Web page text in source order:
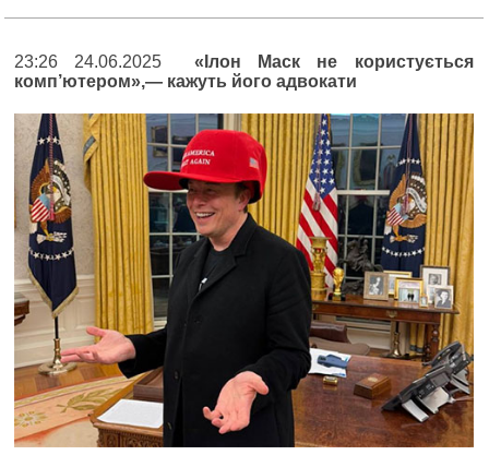
23:26 24.06.2025«Ілон Маск не користується
комп’ютером»,— кажуть його адвокати